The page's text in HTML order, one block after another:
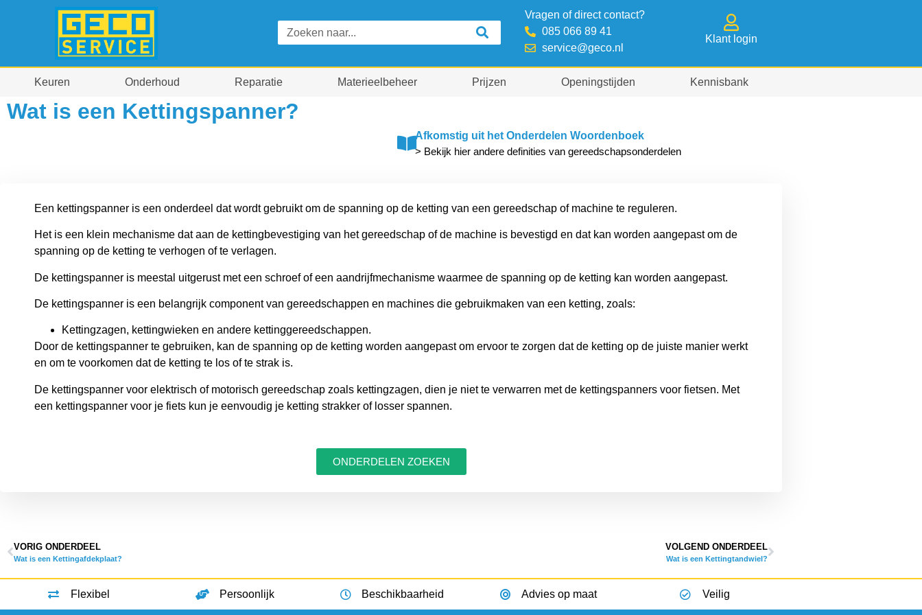
Vragen of direct contact?
085 066 89 41
service@geco.nl
Klant login
Keuren Onderhoud Reparatie Materieelbeheer Prijzen Openingstijden Kennisbank
Wat is een Kettingspanner?
Afkomstig uit het Onderdelen Woordenboek
> Bekijk hier andere definities van gereedschapsonderdelen
Een kettingspanner is een onderdeel dat wordt gebruikt om de spanning op de ketting van een gereedschap of machine te reguleren.
Het is een klein mechanisme dat aan de kettingbevestiging van het gereedschap of de machine is bevestigd en dat kan worden aangepast om de
spanning op de ketting te verhogen of te verlagen.
De kettingspanner is meestal uitgerust met een schroef of een aandrijfmechanisme waarmee de spanning op de ketting kan worden aangepast.
De kettingspanner is een belangrijk component van gereedschappen en machines die gebruikmaken van een ketting, zoals:
Kettingzagen, kettingwieken en andere kettinggereedschappen.
Door de kettingspanner te gebruiken, kan de spanning op de ketting worden aangepast om ervoor te zorgen dat de ketting op de juiste manier werkt
en om te voorkomen dat de ketting te los of te strak is.
De kettingspanner voor elektrisch of motorisch gereedschap zoals kettingzagen, dien je niet te verwarren met de kettingspanners voor fietsen. Met
een kettingspanner voor je fiets kun je eenvoudig je ketting strakker of losser spannen.
ONDERDELEN ZOEKEN
VORIG ONDERDEEL
Wat is een Kettingafdekplaat?
VOLGEND ONDERDEEL
Wat is een Kettingtandwiel?
Flexibel Persoonlijk Beschikbaarheid Advies op maat Veilig